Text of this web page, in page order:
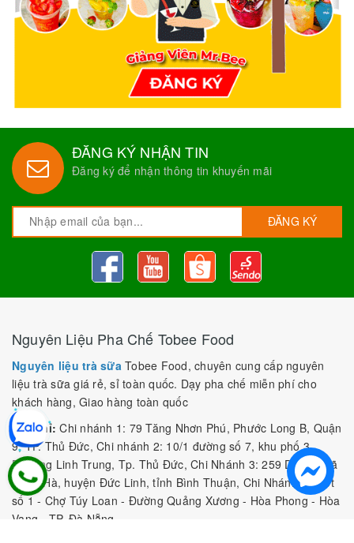
ĐĂNG KÝ NHẬN TIN
Đăng ký để nhận thông tin khuyến mãi
ĐĂNG KÝ
Nguyên Liệu Pha Chế Tobee Food
Nguyên liệu trà sữa Tobee Food, chuyên cung cấp nguyên
liệu trà sữa giá rẻ, sỉ toàn quốc. Dạy pha chế miễn phí cho
khách hàng, Giao hàng toàn quốc
Địa Chỉ: Chi nhánh 1: 79 Tăng Nhơn Phú, Phước Long B, Quận
9, TP. Thủ Đức, Chi nhánh 2: 10/1 đường số 7, khu phố 3,
Phường Linh Trung, Tp. Thủ Đức, Chi Nhánh 3: 259 DT766, xã
Đông Hà, huyện Đức Linh, tỉnh Bình Thuận, Chi Nhánh 4: Kiot
số 1 - Chợ Túy Loan - Đường Quảng Xương - Hòa Phong - Hòa
Vang - TP. Đà Nẵng